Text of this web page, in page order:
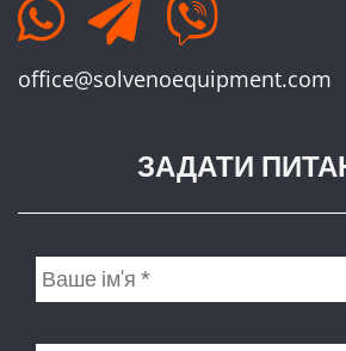
office@solvenoequipment.com
ЗАДАТИ